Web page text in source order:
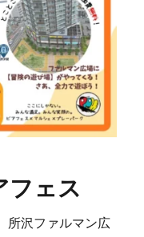
フェス
所沢ファルマン広